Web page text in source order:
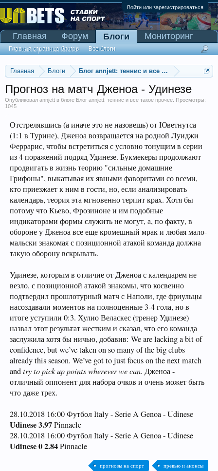
Войти или зарегистрироваться
Главная Блоги Блог annjett: теннис и все такое прочее
Прогноз на матч Дженоа - Удинезе
Опубликовал annjett в блоге Блог annjett: теннис и все такое прочее . Просмотры:
1045
Отстрелявшись (а иначе это не назовешь) от Юветнутса
(1:1 в Турине), Дженоа возвращается на родной Луиджи
Феррарис, чтобы встретиться с условно тонущим в серии
из 4 поражений подряд Удинезе. Букмекеры продолжают
продвигать в жизнь теорию "сильные домашние
Грифоны", выкатывая их явными фаворитами со всеми,
кто приезжает к ним в гости, но, если анализировать
календарь, теория эта мгновенно терпит крах. Хотя бы
потому что Кьево, Фрозиноне и им подобные
индикаторами формы служить не могут, а, по факту, в
обороне у Дженоа все еще кромешный мрак и любая мало-
мальски знакомая с позиционной атакой команда должна
такую оборону вскрывать.
Удинезе, которым в отличие от Дженоа с календарем не
везло, с позиционной атакой знакомы, что косвенно
подтвердил прошлотурный матч с Наполи, где фриульцы
насоздавали моментов на полноценные 3-4 гола, но в
итоге уступили 0:3. Хулио Веласкес (тренер Удинезе)
назвал этот результат жестким и сказал, что его команда
заслужила хотя бы ничью, добавив: We are lacking a bit of
confidence, but we’ve taken on so many of the big clubs
already this season. We’ve got to just focus on the next match
andtry to pick up points wherever we can. Дженоа -
отличный оппонент для набора очков и очень может быть
что даже трех.
28.10.2018 16:00 Футбол Italy - Serie A Genoa - Udinese
Udinese 3.97Pinnacle
28.10.2018 16:00 Футбол Italy - Serie A Genoa - Udinese
Udinese 0 2.84Pinnacle
прогнозы на спорт превью и анонсы
Главная Форум Блоги
Главная страница блогов Все блоги
Мониторинг
Сканер Pinnacle